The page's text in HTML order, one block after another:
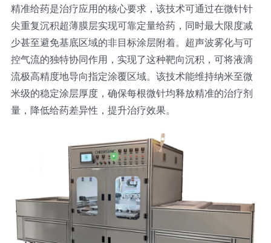
锂电技术科普
半导体技术科普
医疗器械技术科普
超声波喷涂原理
喷涂的影响因素
关于我们
中文
中文
精准给药是治疗应用的核心要求，该技术可通过在微针针
尖重复沉积超薄膜层实现可靠定量给药，同时最大限度减
少甚至避免基底区域的非目标涂层附着。超声波雾化与可
控气流的独特协同作用，实现了这种靶向沉积，可将液滴
流极高精度地导向指定涂覆区域。该技术能维持纳米至微
米级的稳定涂层厚度，确保每根微针均释放精准的治疗剂
量，降低给药差异性，提升治疗效果。